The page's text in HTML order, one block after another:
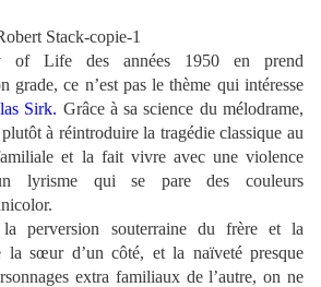
of Life des années 1950 en prend
grade, ce n’est pas le thème qui intéresse
Sirk. Grâce à sa science du mélodrame,
à réintroduire la tragédie classique au
et la fait vivre avec une violence
lyrisme qui se pare des couleurs
perversion souterraine du frère et la
la sœur d’un côté, et la naïveté presque
extra familiaux de l’autre, on ne